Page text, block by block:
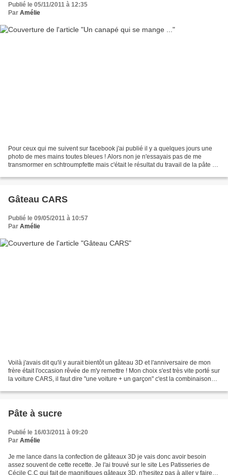
Publié le 05/11/2011 à 12:35
Par Amélie
Pour ceux qui me suivent sur facebook j'ai publié il y a quelques jours une
photo de mes mains toutes bleues ! Alors non je n'essayais pas de me
transmormer en schtroumpfette mais c'était le résultat du travail de la pâte à
Gâteau CARS
Publié le 09/05/2011 à 10:57
Par Amélie
Voilà j'avais dit qu'il y aurait bientôt un gâteau 3D et l'anniversaire de mon
frère était l'occasion rêvée de m'y remettre ! Mon choix s'est très vite porté sur
la voiture CARS, il faut dire "une voiture + un garçon" c'est la combinaison
Pâte à sucre
Publié le 16/03/2011 à 09:20
Par Amélie
Je me lance dans la confection de gâteaux 3D je vais donc avoir besoin
assez souvent de cette recette. Je l'ai trouvé sur le site Les Patisseries de
Cécile C.C qui fait de magnifiques gâteaux 3D, n'hesitez pas à aller y faire